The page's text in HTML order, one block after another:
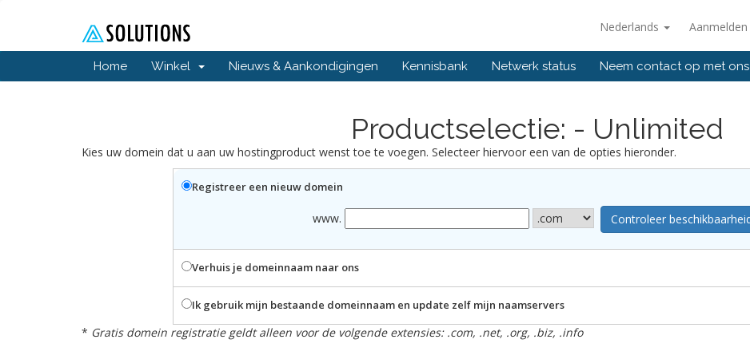
Nederlands Aanmelden
Home Winkel Nieuws & Aankondigingen Kennisbank Netwerk status Neem contact op met ons
Productselectie: - Unlimited
Kies uw domein dat u aan uw hostingproduct wenst toe te voegen. Selecteer hiervoor een van de opties hieronder.
Registreer een nieuw domein
www.
Verhuis je domeinnaam naar ons
Ik gebruik mijn bestaande domeinnaam en update zelf mijn naamservers
* Gratis domein registratie geldt alleen voor de volgende extensies: .com, .net, .org, .biz, .info